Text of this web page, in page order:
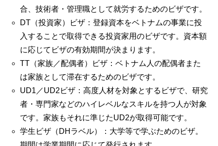
合、技術者・管理職として就労するためのビザです。
DT（投資家）ビザ：登録資本をベトナムの事業に投
入することで取得できる投資家用のビザです。資本額
に応じてビザの有効期間が決まります。
TT（家族／配偶者）ビザ：ベトナム人の配偶者また
は家族として滞在するためのビザです。
UD1／UD2ビザ：高度人材を対象とするビザで、研究
者・専門家などのハイレベルなスキルを持つ人が対象
です。家族もそれに準じたUD2が取得可能です。
学生ビザ（DHラベル）：大学等で学ぶためのビザ。